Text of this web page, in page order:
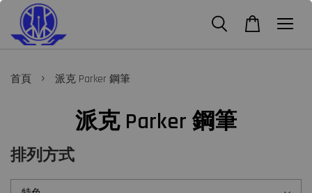
首頁 › 派克 Parker 鋼筆
派克 Parker 鋼筆
排列方式